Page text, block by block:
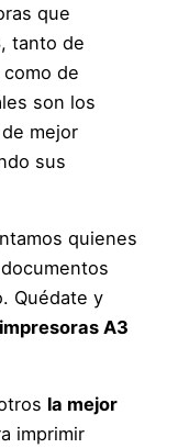
que
tanto de
de
son los
mejor
sus
quienes
Quédate y
A3
la mejor
imprimir